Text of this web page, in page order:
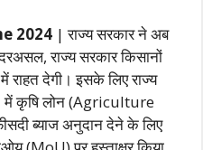
2024 | राज्य सरकार ने अब
राज्य सरकार किसानों
राहत देगी। इसके लिए राज्य
में कृषि लोन (Agriculture
ब्याज अनुदान देने के लिए